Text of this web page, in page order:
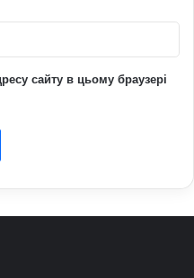
сайту в цьому браузері